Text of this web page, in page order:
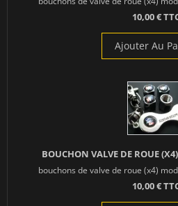
10,00 €
Ajouter Au
BOUCHON VALVE DE ROUE
bouchons de valve de roue (x4)
10,00 €